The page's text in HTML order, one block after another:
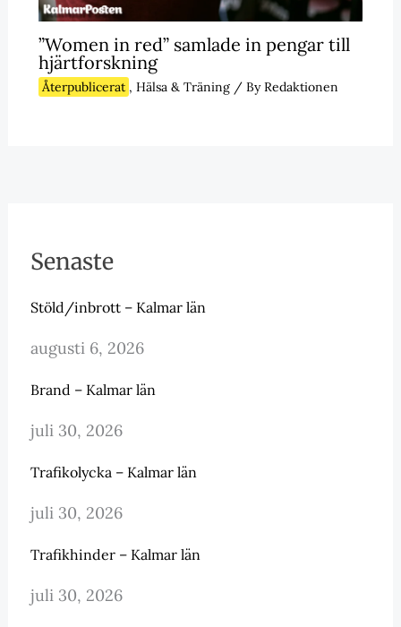
”Women in red” samlade in pengar till
hjärtforskning
Återpublicerat , Hälsa & Träning/ ByRedaktionen
Senaste
Stöld/inbrott – Kalmar län
augusti 6, 2026
Brand – Kalmar län
juli 30, 2026
Trafikolycka – Kalmar län
juli 30, 2026
Trafikhinder – Kalmar län
juli 30, 2026